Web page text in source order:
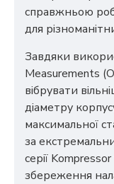
справжньою
для
Завдяки
Measurements
вібрувати
діаметру
максимальної
за
серії
збереження